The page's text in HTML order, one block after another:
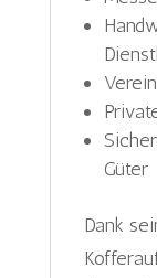
Güter
Dank